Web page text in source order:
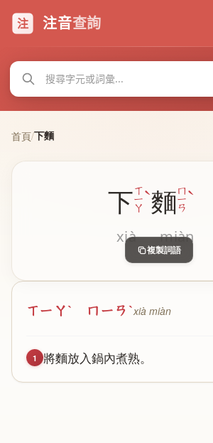
注 注音查詢
首頁/下麵
下ㄒ
ㄧ
ㄚ
ˋ
xià
麵ㄇ
ㄧ
ㄢ
ˋ
miàn
複製詞語
ㄒㄧㄚˋ ㄇㄧㄢˋxià miàn
1 將麵放入鍋內煮熟。